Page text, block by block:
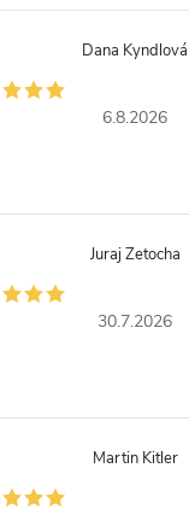
Dana Kyndlová
6.8.2026
Juraj Zetocha
30.7.2026
Martin Kitler